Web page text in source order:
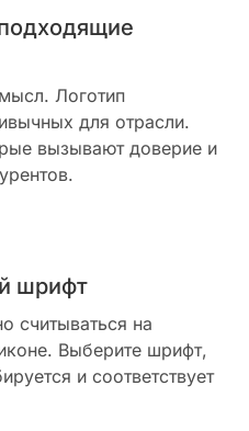
Логотип
для отрасли.
вызывают доверие и
шрифт
считываться на
Выберите шрифт,
и соответствует